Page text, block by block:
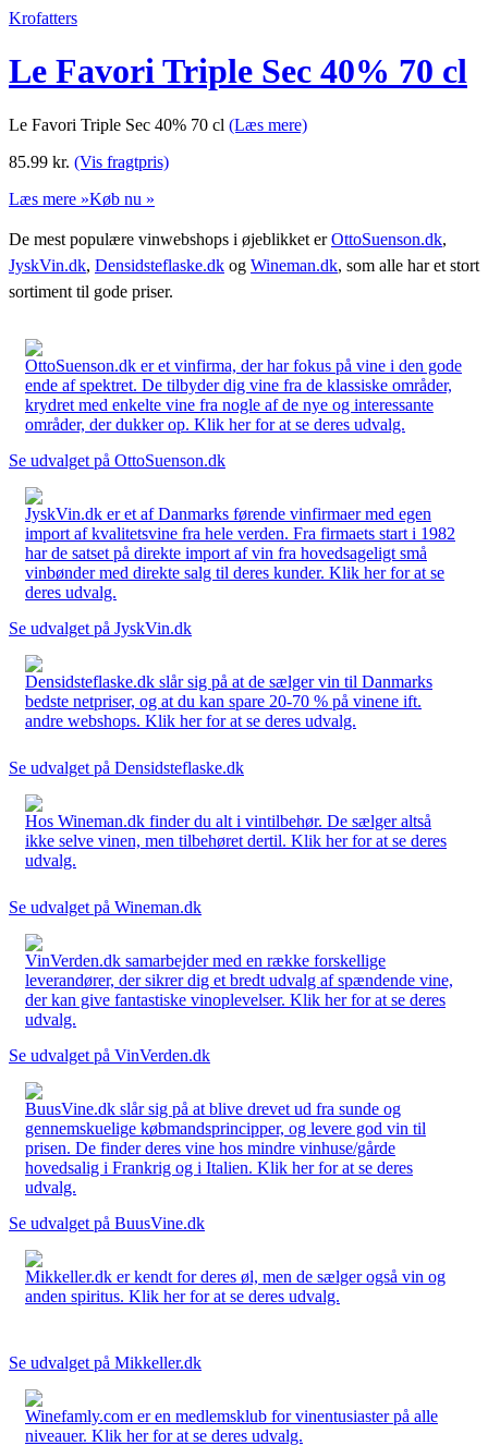
Krofatters
Le Favori Triple Sec 40% 70 cl
Le Favori Triple Sec 40% 70 cl (Læs mere)
85.99 kr. (Vis fragtpris)
Læs mere »Køb nu »
De mest populære vinwebshops i øjeblikket erOttoSuenson.dk,
JyskVin.dk, Densidsteflaske.dk og Wineman.dk, som alle har et stort
sortiment til gode priser.
OttoSuenson.dk er et vinfirma, der har fokus på vine i den gode
ende af spektret. De tilbyder dig vine fra de klassiske områder,
krydret med enkelte vine fra nogle af de nye og interessante
områder, der dukker op. Klik her for at se deres udvalg.
Se udvalget på OttoSuenson.dk
JyskVin.dk er et af Danmarks førende vinfirmaer med egen
import af kvalitetsvine fra hele verden. Fra firmaets start i 1982
har de satset på direkte import af vin fra hovedsageligt små
vinbønder med direkte salg til deres kunder. Klik her for at se
deres udvalg.
Se udvalget på JyskVin.dk
Densidsteflaske.dk slår sig på at de sælger vin til Danmarks
bedste netpriser, og at du kan spare 20-70 % på vinene ift.
andre webshops. Klik her for at se deres udvalg.
Se udvalget på Densidsteflaske.dk
Hos Wineman.dk finder du alt i vintilbehør. De sælger altså
ikke selve vinen, men tilbehøret dertil. Klik her for at se deres
udvalg.
Se udvalget på Wineman.dk
VinVerden.dk samarbejder med en række forskellige
leverandører, der sikrer dig et bredt udvalg af spændende vine,
der kan give fantastiske vinoplevelser. Klik her for at se deres
udvalg.
Se udvalget på VinVerden.dk
BuusVine.dk slår sig på at blive drevet ud fra sunde og
gennemskuelige købmandsprincipper, og levere god vin til
prisen. De finder deres vine hos mindre vinhuse/gårde
hovedsalig i Frankrig og i Italien. Klik her for at se deres
udvalg.
Se udvalget på BuusVine.dk
Mikkeller.dk er kendt for deres øl, men de sælger også vin og
anden spiritus. Klik her for at se deres udvalg.
Se udvalget på Mikkeller.dk
Winefamly.com er en medlemsklub for vinentusiaster på alle
niveauer. Klik her for at se deres udvalg.